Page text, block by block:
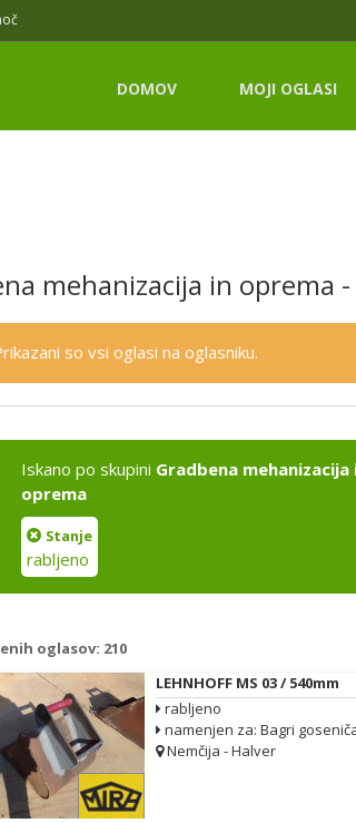
DOMOV MOJI OGLASI
mehanizacija in oprema
so vsi oglasi na oglasniku.
Iskano po skupini Gradbena
oprema
Stanje
rabljeno
oglasov: 210
LEHNHOFF MS 03 / 540mm
rabljeno
namenjen za: Bagri
Nemčija - Halver